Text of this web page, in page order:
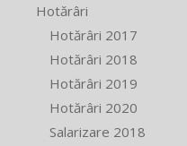
Hotărâri
Hotărâri 2017
Hotărâri 2018
Hotărâri 2019
Hotărâri 2020
Salarizare 2018